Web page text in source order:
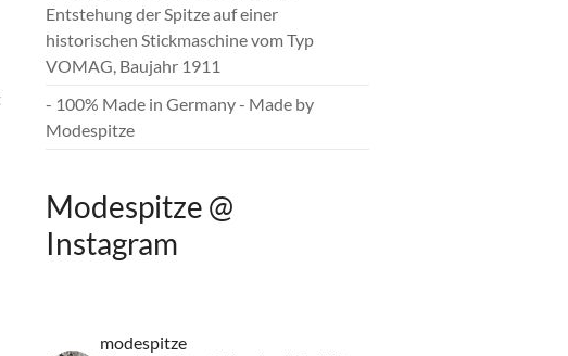
Entstehung der Spitze auf einer
historischen Stickmaschine vom Typ
VOMAG, Baujahr 1911
- 100% Made in Germany - Made by
Modespitze
Modespitze @
Instagram
modespitze